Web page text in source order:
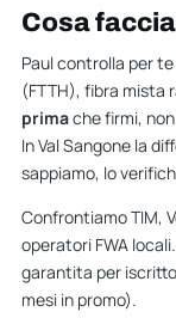
Cosa
Paul controlla per
(FTTH), fibra mista
primache firmi,
In Val Sangone la
sappiamo, lo
Confrontiamo TIM,
operatori FWA
garantita per
mesi in promo).